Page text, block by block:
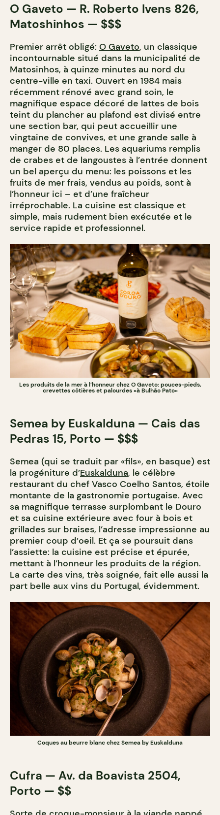
O Gaveto — R. Roberto Ivens 826,
Matoshinhos — $$$
Premier arrêt obligé: O Gaveto, un classique
incontournable situé dans la municipalité de
Matosinhos, à quinze minutes au nord du
centre-ville en taxi. Ouvert en 1984 mais
récemment rénové avec grand soin, le
magnifique espace décoré de lattes de bois
teint du plancher au plafond est divisé entre
une section bar, qui peut accueillir une
vingtaine de convives, et une grande salle à
manger de 80 places. Les aquariums remplis
de crabes et de langoustes à l’entrée donnent
un bel aperçu du menu: les poissons et les
fruits de mer frais, vendus au poids, sont à
l’honneur ici – et d’une fraîcheur
irréprochable. La cuisine est classique et
simple, mais rudement bien exécutée et le
service rapide et professionnel.
Les produits de la mer à l’honneur chez O Gaveto: pouces-pieds,
crevettes côtières et palourdes «à Bulhão Pato»
Semea by Euskalduna — Cais das
Pedras 15, Porto — $$$
Semea (qui se traduit par «fils», en basque) est
la progéniture d’Euskalduna, le célèbre
restaurant du chef Vasco Coelho Santos, étoile
montante de la gastronomie portugaise. Avec
sa magnifique terrasse surplombant le Douro
et sa cuisine extérieure avec four à bois et
grillades sur braises, l’adresse impressionne au
premier coup d’oeil. Et ça se poursuit dans
l’assiette: la cuisine est précise et épurée,
mettant à l’honneur les produits de la région.
La carte des vins, très soignée, fait elle aussi la
part belle aux vins du Portugal, évidemment.
Coques au beurre blanc chez Semea by Euskalduna
Cufra — Av. da Boavista 2504,
Porto — $$